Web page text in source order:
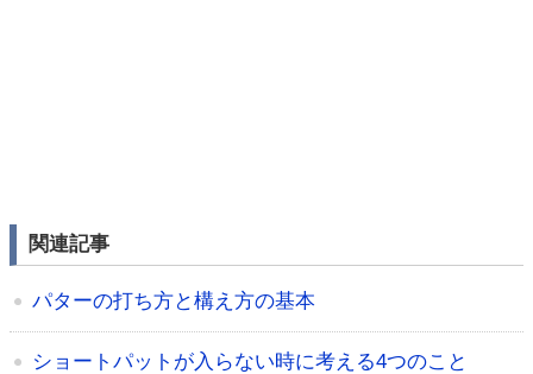
関連記事
パターの打ち方と構え方の基本
ショートパットが入らない時に考える4つのこと